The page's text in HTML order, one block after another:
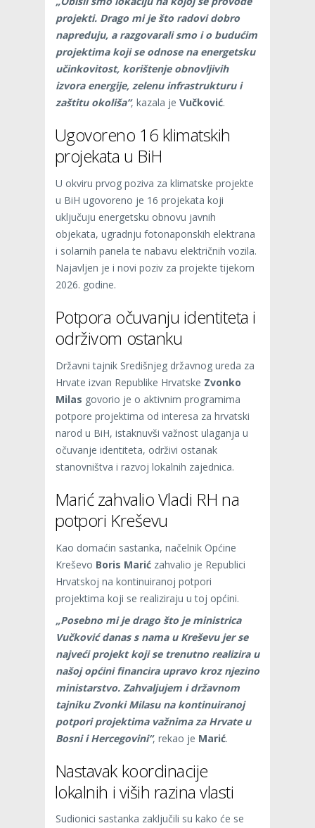
projekti. Drago mi je što radovi dobro
napreduju, a razgovarali smo i o budućim
projektima koji se odnose na energetsku
učinkovitost, korištenje obnovljivih
izvora energije, zelenu infrastrukturu i
zaštitu okoliša“, kazala je Vučković.
Ugovoreno 16 klimatskih
projekata u BiH
U okviru prvog poziva za klimatske projekte
u BiH ugovoreno je 16 projekata koji
uključuju energetsku obnovu javnih
objekata, ugradnju fotonaponskih elektrana
i solarnih panela te nabavu električnih vozila.
Najavljen je i novi poziv za projekte tijekom
2026. godine.
Potpora očuvanju identiteta i
održivom ostanku
Državni tajnik Središnjeg državnog ureda za
Hrvate izvan Republike Hrvatske Zvonko
Milas govorio je o aktivnim programima
potpore projektima od interesa za hrvatski
narod u BiH, istaknuvši važnost ulaganja u
očuvanje identiteta, održivi ostanak
stanovništva i razvoj lokalnih zajednica.
Marić zahvalio Vladi RH na
potpori Kreševu
Kao domaćin sastanka, načelnik Općine
Kreševo Boris Marić zahvalio je Republici
Hrvatskoj na kontinuiranoj potpori
projektima koji se realiziraju u toj općini.
„Posebno mi je drago što je ministrica
Vučković danas s nama u Kreševu jer se
najveći projekt koji se trenutno realizira u
našoj općini financira upravo kroz njezino
ministarstvo. Zahvaljujem i državnom
tajniku Zvonki Milasu na kontinuiranoj
potpori projektima važnima za Hrvate u
Bosni i Hercegovini“, rekao je Marić.
Nastavak koordinacije
lokalnih i viših razina vlasti
Sudionici sastanka zaključili su kako će se